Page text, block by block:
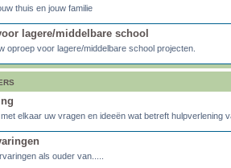
thuis en jouw familie
lagere/middelbare school
oproep voor lagere/middelbare school projecten.
elkaar uw vragen en ideeën wat betreft hulpverlening
als ouder van.....